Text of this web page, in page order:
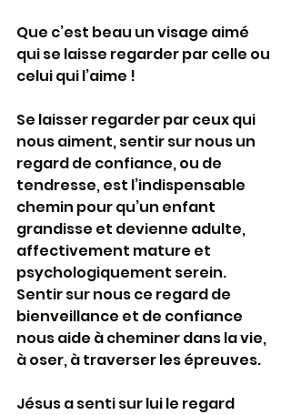
Que c’est beau un visage aimé
qui se laisse regarder par celle ou
celui qui l’aime !
Se laisser regarder par ceux qui
nous aiment, sentir sur nous un
regard de confiance, ou de
tendresse, est l’indispensable
chemin pour qu’un enfant
grandisse et devienne adulte,
affectivement mature et
psychologiquement serein.
Sentir sur nous ce regard de
bienveillance et de confiance
nous aide à cheminer dans la vie,
à oser, à traverser les épreuves.
Jésus a senti sur lui le regard